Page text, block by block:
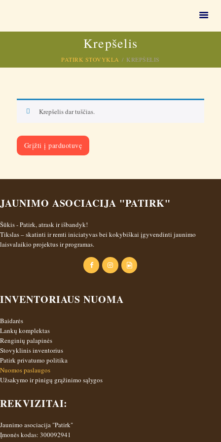
Krepšelis
PATIRK STOVYKLA KREPŠELIS
VAIKŲ STOVYKLOS 🏕
Vasaros stovyklos vaikams, vasaros stovykla vaikams
STOVYKLOS 2026
KITOS PASLAUGOS
1,2 % GPM
APIE MUS
Krepšelis dar tuščias.
Grįžti į parduotuvę
JAUNIMO ASOCIACIJA "PATIRK"
Šūkis - Patirk, atrask ir išbandyk!
Tikslas – skatinti ir remti iniciatyvas bei kokybiškai įgyvendinti jaunimo
laisvalaikio projektus ir programas.
INVENTORIAUS NUOMA
Baidarės
Lankų komplektas
Renginių palapinės
Stovyklinis inventorius
Patirk privatumo politika
Nuomos paslaugos
Užsakymo ir pinigų grąžinimo sąlygos
REKVIZITAI:
Jaunimo asociacija "Patirk"
Įmonės kodas: 300092941